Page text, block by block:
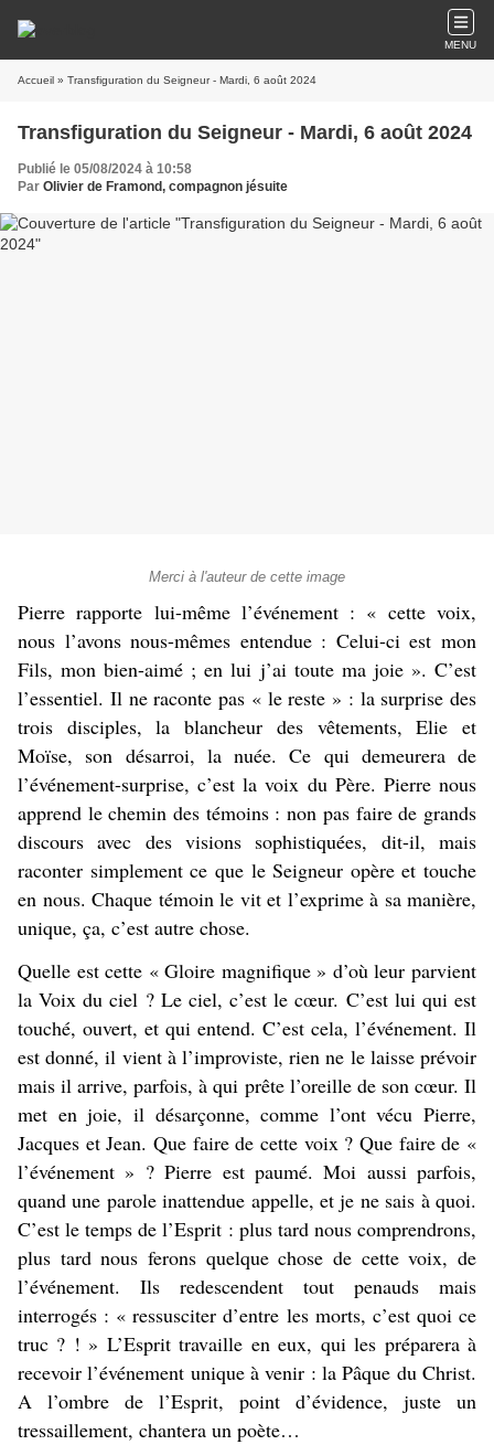
MENU
Accueil » Transfiguration du Seigneur - Mardi, 6 août 2024
Transfiguration du Seigneur - Mardi, 6 août 2024
Publié le 05/08/2024 à 10:58
Par Olivier de Framond, compagnon jésuite
Merci à l'auteur de cette image
Pierre rapporte lui-même l’événement : « cette voix,
nous l’avons nous-mêmes entendue : Celui-ci est mon
Fils, mon bien-aimé ; en lui j’ai toute ma joie ». C’est
l’essentiel. Il ne raconte pas « le reste » : la surprise des
trois disciples, la blancheur des vêtements, Elie et
Moïse, son désarroi, la nuée. Ce qui demeurera de
l’événement-surprise, c’est la voix du Père. Pierre nous
apprend le chemin des témoins : non pas faire de grands
discours avec des visions sophistiquées, dit-il, mais
raconter simplement ce que le Seigneur opère et touche
en nous. Chaque témoin le vit et l’exprime à sa manière,
unique, ça, c’est autre chose.
Quelle est cette « Gloire magnifique » d’où leur parvient
la Voix du ciel ? Le ciel, c’est le cœur. C’est lui qui est
touché, ouvert, et qui entend. C’est cela, l’événement. Il
est donné, il vient à l’improviste, rien ne le laisse prévoir
mais il arrive, parfois, à qui prête l’oreille de son cœur. Il
met en joie, il désarçonne, comme l’ont vécu Pierre,
Jacques et Jean. Que faire de cette voix ? Que faire de «
l’événement » ? Pierre est paumé. Moi aussi parfois,
quand une parole inattendue appelle, et je ne sais à quoi.
C’est le temps de l’Esprit : plus tard nous comprendrons,
plus tard nous ferons quelque chose de cette voix, de
l’événement. Ils redescendent tout penauds mais
interrogés : « ressusciter d’entre les morts, c’est quoi ce
truc ? ! » L’Esprit travaille en eux, qui les préparera à
recevoir l’événement unique à venir : la Pâque du Christ.
A l’ombre de l’Esprit, point d’évidence, juste un
tressaillement, chantera un poète…